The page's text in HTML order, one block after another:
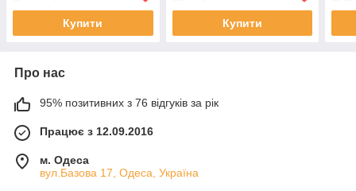
Купити Купити
Про нас
95% позитивних з 76 відгуків за рік
Працює з 12.09.2016
м. Одеса
вул.Базова 17, Одеса, Україна